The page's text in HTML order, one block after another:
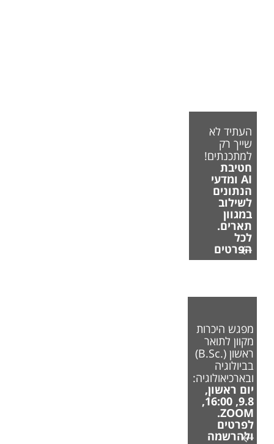
העתיד לא
שייך רק
למתכנתים!
חטיבת
AI ומדעי
הנתונים
לשילוב
במגוון
תארים.
לכל
הפרטים
מפגש היכרות
מקוון לתואר
ראשון (.B.Sc)
בביולוגיה
ובארכיאולוגיה:
יום ראשון,
9.8, 16:00,
ZOOM.
לפרטים
ולהרשמה